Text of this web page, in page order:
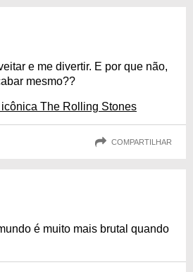
e me divertir. E por que não,
mesmo??
The Rolling Stones
COMPARTILHAR
é muito mais brutal quando